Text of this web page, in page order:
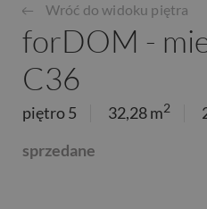
Wróć do widoku piętra
forDOM -
C36
piętro 5 32,28 m2
sprzedane